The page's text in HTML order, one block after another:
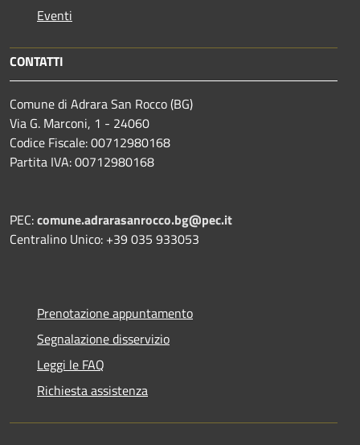
Eventi
CONTATTI
Comune di Adrara San Rocco (BG)
Via G. Marconi, 1 - 24060
Codice Fiscale: 00712980168
Partita IVA: 00712980168
PEC:comune.adrarasanrocco.bg@pec.it
Centralino Unico: +39 035 933053
Prenotazione appuntamento
Segnalazione disservizio
Leggi le FAQ
Richiesta assistenza